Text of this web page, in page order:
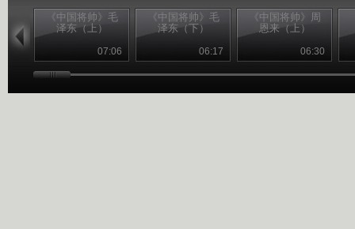
《中国将帅》毛
泽东（上）
07:06
《中国将帅》毛
泽东（下）
06:17
《中国将帅》周
恩来（上）
06:30